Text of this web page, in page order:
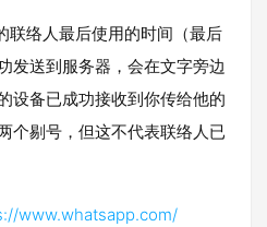
联络人最后使用的时间（最后
发送到服务器，会在文字旁边
设备已成功接收到你传给他的
个剔号，但这不代表联络人已
www.whatsapp.com/